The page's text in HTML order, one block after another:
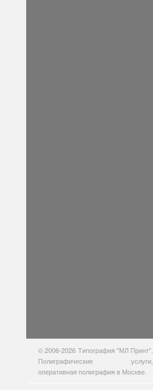
© 2006-2026 Типография "МЛ Принт".
Полиграфические услуги,
оперативная полиграфия в Москве.